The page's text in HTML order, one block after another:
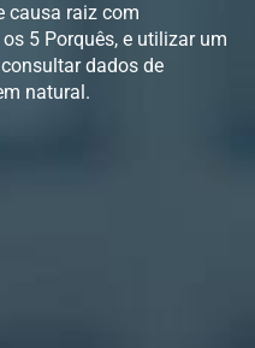
causa raiz com
5 Porquês, e utilizar um
dados de
natural.